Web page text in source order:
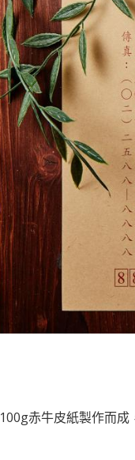
赤牛皮紙製作而